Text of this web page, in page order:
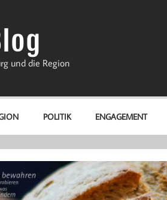
und die Region
POLITIK ENGAGEMENT